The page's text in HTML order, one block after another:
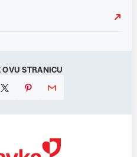
OVU STRANICU